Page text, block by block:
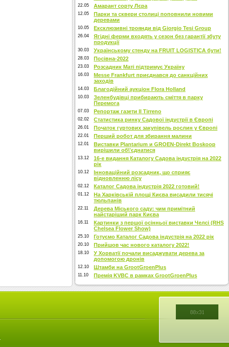
22.05 Амарант сорту Лєра
12.05
Парки та сквери столиці поповнили новими
деревами
10.05 Ексклюзивні троянди від Giorgio Tesi Group
26.04
Ягідні ферми входять у сезон без гарантії збуту
продукції
30.03 Українському стенду на FRUIT LOGISTICA бути!
28.03 Посівна-2022
23.03 Розсадник Маті підтримує Україну
16.03
Messe Frankfurt приєднався до санкційних
заходів
14.03 Благодійний аукціон Flora Holland
10.03
Зеленбудівці прибирають сміття в парку
Перемога
07.03 Репортаж газети Il Tirreno
02.02 Статистика ринку Садової індустрії в Європі
26.01 Початок гуртових закупівель рослин у Європі
22.01 Перший робот для збирання малини
12.01
Виставки Plantarium и GROEN-Direkt Boskoop
вирішили об\'єднатися
13.12
16-е видання Каталогу Садова індустрія на 2022
рік
10.12
Інноваційний розсадник, що сприяє
відновленню лісу
02.12 Каталог Садова індустрія 2022 готовий!
01.12
На Харківській площі Києва висадили тисячі
тюльпанів
22.11
Дерева Міського саду: чим примітний
найстаріший парк Києва
16.11
Картинки з першої осінньої виставки Челсі (RHS
Chelsea Flower Show)
25.10 Готуємо Каталог Садова індустрія на 2022 рік
20.10 Прийшов час нового каталогу 2022!
18.10
У Хорватії почали висаджувати дерева за
допомогою дронів
12.10 Штамби на GrootGroenPlus
11.10 Премія KVBC в рамках GrootGroenPlus